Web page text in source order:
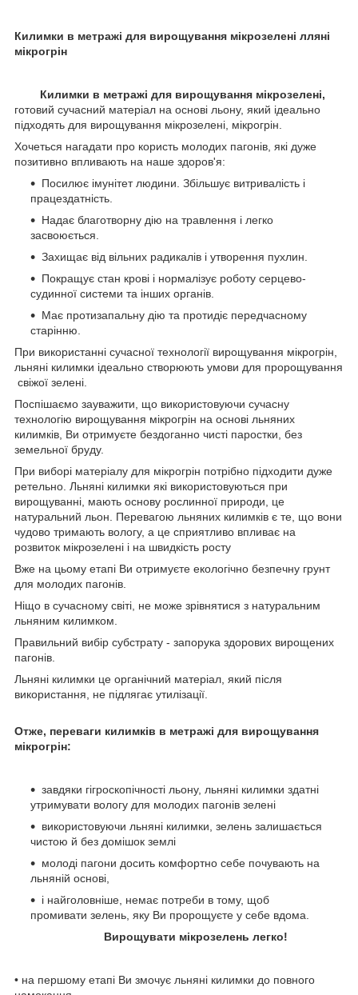
Килимки в метражі для вирощування мікрозелені лляні
мікрогрін
Килимки в метражі для вирощування мікрозелені,
готовий сучасний матеріал на основі льону, який ідеально
підходять для вирощування мікрозелені, мікрогрін.
Хочеться нагадати про користь молодих пагонів, які дуже
позитивно впливають на наше здоров'я:
Посилює імунітет людини. Збільшує витривалість і
працездатність.
Надає благотворну дію на травлення і легко
засвоюється.
Захищає від вільних радикалів і утворення пухлин.
Покращує стан крові і нормалізує роботу серцево-
судинної системи та інших органів.
Має протизапальну дію та протидіє передчасному
старінню.
При використанні сучасної технології вирощування мікрогрін,
льняні килимки ідеально створюють умови для пророщування
свіжої зелені.
Поспішаємо зауважити, що використовуючи сучасну
технологію вирощування мікрогрін на основі льняних
килимків, Ви отримуєте бездоганно чисті паростки, без
земельної бруду.
При виборі матеріалу для мікрогрін потрібно підходити дуже
ретельно. Льняні килимки які використовуються при
вирощуванні, мають основу рослинної природи, це
натуральний льон. Перевагою льняних килимків є те, що вони
чудово тримають вологу, а це сприятливо впливає на
розвиток мікрозелені і на швидкість росту
Вже на цьому етапі Ви отримуєте екологічно безпечну грунт
для молодих пагонів.
Ніщо в сучасному світі, не може зрівнятися з натуральним
льняним килимком.
Правильний вибір субстрату - запорука здорових вирощених
пагонів.
Льняні килимки це органічний матеріал, який після
використання, не підлягає утилізації.
Отже, переваги килимків в метражі для вирощування
мікрогрін:
завдяки гігроскопічності льону, льняні килимки здатні
утримувати вологу для молодих пагонів зелені
використовуючи льняні килимки, зелень залишається
чистою й без домішок землі
молоді пагони досить комфортно себе почувають на
льняній основі,
і найголовніше, немає потреби в тому, щоб
промивати зелень, яку Ви пророщуєте у себе вдома.
Вирощувати мікрозелень легко!
• на першому етапі Ви змочує льняні килимки до повного